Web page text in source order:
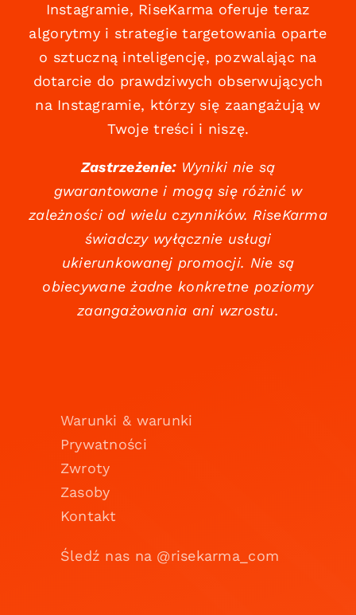
Instagramie, RiseKarma oferuje teraz
algorytmy i strategie targetowania oparte
o sztuczną inteligencję, pozwalając na
dotarcie do prawdziwych obserwujących
na Instagramie, którzy się zaangażują w
Twoje treści i niszę.
Zastrzeżenie:Wyniki nie są
gwarantowane i mogą się różnić w
zależności od wielu czynników. RiseKarma
świadczy wyłącznie usługi
ukierunkowanej promocji. Nie są
obiecywane żadne konkretne poziomy
zaangażowania ani wzrostu.
Warunki & warunki
Prywatności
Zwroty
Zasoby
Kontakt
Śledź nas na @risekarma_com